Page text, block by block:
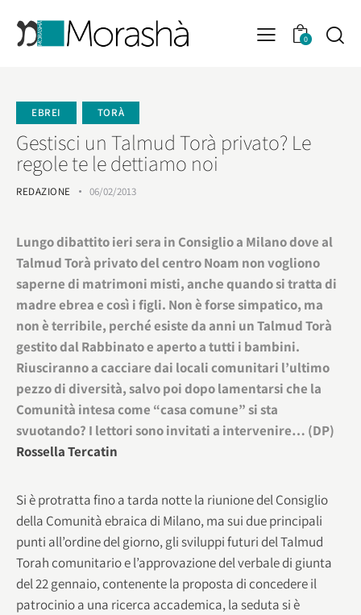
0
EBREI TORÀ
Gestisci un Talmud Torà privato? Le
regole te le dettiamo noi
REDAZIONE 06/02/2013
Lungo dibattito ieri sera in Consiglio a Milano dove al
Talmud Torà privato del centro Noam non vogliono
saperne di matrimoni misti, anche quando si tratta di
madre ebrea e così i figli. Non è forse simpatico, ma
non è terribile, perché esiste da anni un Talmud Torà
gestito dal Rabbinato e aperto a tutti i bambini.
Riusciranno a cacciare dai locali comunitari l’ultimo
pezzo di diversità, salvo poi dopo lamentarsi che la
Comunità intesa come “casa comune” si sta
svuotando? I lettori sono invitati a intervenire… (DP)
Rossella Tercatin
Si è protratta fino a tarda notte la riunione del Consiglio
della Comunità ebraica di Milano, ma sui due principali
punti all’ordine del giorno, gli sviluppi futuri del Talmud
Torah comunitario e l’approvazione del verbale di giunta
del 22 gennaio, contenente la proposta di concedere il
patrocinio a una ricerca accademica, la seduta si è